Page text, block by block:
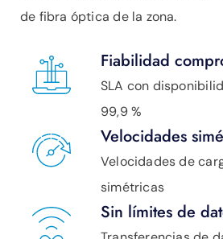
de fibra óptica de la zona.
Fiabilidad
SLA con
99,9 %
Velocidades
Velocidades de
simétricas
Sin límites de